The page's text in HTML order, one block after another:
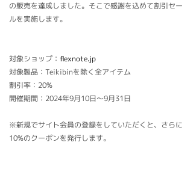
の販売を達成しました。そこで感謝を込めて割引セー
ルを実施します。
対象ショップ： flexnote.jp
対象製品：Teikibinを除く全アイテム
割引率：20%
開催期間：2024年9月10日〜9月31日
※新規でサイト会員の登録をしていただくと、さらに
10%のクーポンを発行します。